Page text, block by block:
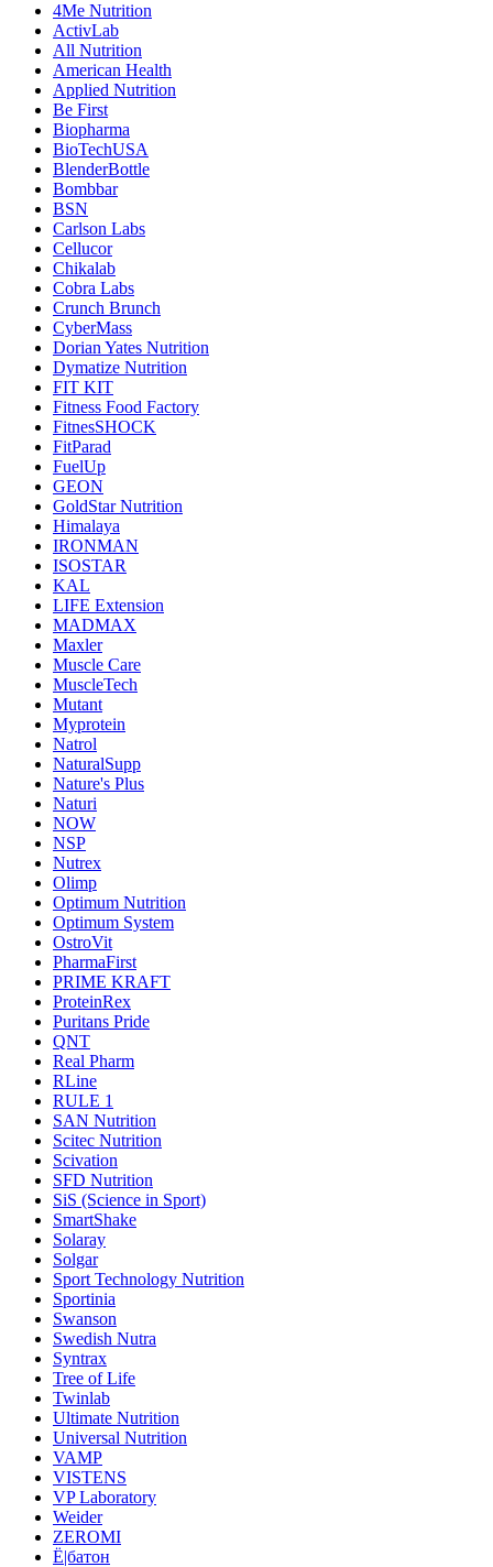
4Me Nutrition
ActivLab
All Nutrition
American Health
Applied Nutrition
Be First
Biopharma
BioTechUSA
BlenderBottle
Bombbar
BSN
Carlson Labs
Cellucor
Chikalab
Cobra Labs
Crunch Brunch
CyberMass
Dorian Yates Nutrition
Dymatize Nutrition
FIT KIT
Fitness Food Factory
FitnesSHOCK
FitParad
FuelUp
GEON
GoldStar Nutrition
Himalaya
IRONMAN
ISOSTAR
KAL
LIFE Extension
MADMAX
Maxler
Muscle Care
MuscleTech
Mutant
Myprotein
Natrol
NaturalSupp
Nature's Plus
Naturi
NOW
NSP
Nutrex
Olimp
Optimum Nutrition
Optimum System
OstroVit
PharmaFirst
PRIME KRAFT
ProteinRex
Puritans Pride
QNT
Real Pharm
RLine
RULE 1
SAN Nutrition
Scitec Nutrition
Scivation
SFD Nutrition
SiS (Science in Sport)
SmartShake
Solaray
Solgar
Sport Technology Nutrition
Sportinia
Swanson
Swedish Nutra
Syntrax
Tree of Life
Twinlab
Ultimate Nutrition
Universal Nutrition
VAMP
VISTENS
VP Laboratory
Weider
ZEROMI
Ё|батон